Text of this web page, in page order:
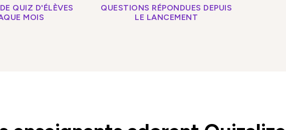
QUIZ D'ÉLÈVES
MOIS
QUESTIONS RÉPONDUES DEPUIS
LE LANCEMENT